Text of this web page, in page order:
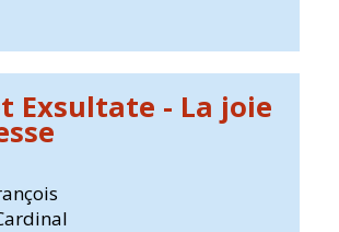
Exsultate - La joie